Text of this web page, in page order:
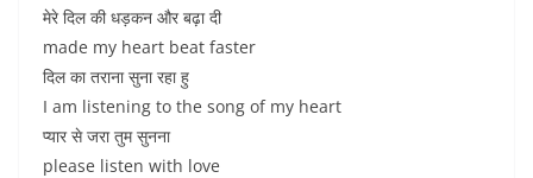
मेरे दिल की धड़कन और बढ़ा दी
made my heart beat faster
दिल का तराना सुना रहा हु
I am listening to the song of my heart
प्यार से जरा तुम सुनना
please listen with love